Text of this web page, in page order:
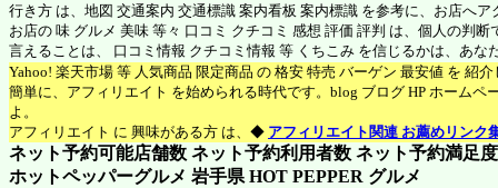
行き方 は、地図 交通案内 交通標識 案内看板 案内標識 を参考に、お店へア
お店の 味 グルメ 美味 等々 口コミ クチコミ 感想 評価 評判 は、個人の判断
言えることは、 口コミ情報 クチコミ情報 等 くちこみ を信じるかは、あな
Yahoo! 楽天市場 等 人気商品 限定商品 の 格安 特売 バーゲン 最安値 を 紹
簡単に、アフィリエイト を始められる時代です。blog ブログ HP ホームペ
よ。
アフィリエイト に 興味がある方 は、◆ アフィリエイト関連 お薦めリンク
ネット予約可能店舗数 ネット予約利用者数 ネット予約満足
ホットペッパーグルメ 岩手県 HOT PEPPER グルメ